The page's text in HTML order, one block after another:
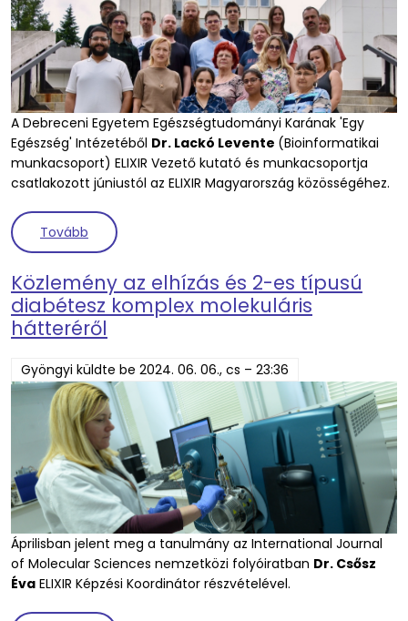
A Debreceni Egyetem Egészségtudományi Karának 'Egy
Egészség' Intézetéből Dr. Lackó Levente (Bioinformatikai
munkacsoport) ELIXIR Vezető kutató és munkacsoportja
csatlakozott júniustól az ELIXIR Magyarország közösségéhez.
Tovább (Új munkacsoport csatlakozott az ELIXIR
Közlemény az elhízás és 2-es típusú
diabétesz komplex molekuláris
hátteréről
Gyöngyi küldte be 2024. 06. 06., cs – 23:36
Áprilisban jelent meg a tanulmány az International Journal
of Molecular Sciences nemzetközi folyóiratban Dr. Csősz
Éva ELIXIR Képzési Koordinátor részvételével.